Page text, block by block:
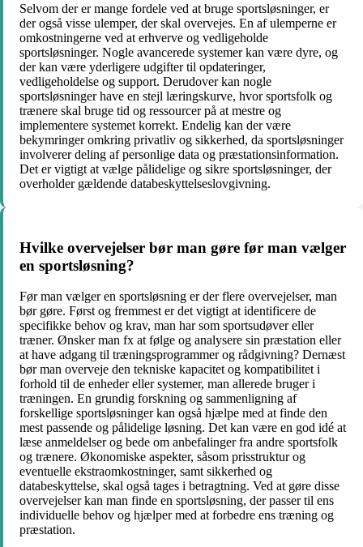
Selvom der er mange fordele ved at bruge sportsløsninger, er
der også visse ulemper, der skal overvejes. En af ulemperne er
omkostningerne ved at erhverve og vedligeholde
sportsløsninger. Nogle avancerede systemer kan være dyre, og
der kan være yderligere udgifter til opdateringer,
vedligeholdelse og support. Derudover kan nogle
sportsløsninger have en stejl læringskurve, hvor sportsfolk og
trænere skal bruge tid og ressourcer på at mestre og
implementere systemet korrekt. Endelig kan der være
bekymringer omkring privatliv og sikkerhed, da sportsløsninger
involverer deling af personlige data og præstationsinformation.
Det er vigtigt at vælge pålidelige og sikre sportsløsninger, der
overholder gældende databeskyttelseslovgivning.
Hvilke overvejelser bør man gøre før man vælger
en sportsløsning?
Før man vælger en sportsløsning er der flere overvejelser, man
bør gøre. Først og fremmest er det vigtigt at identificere de
specifikke behov og krav, man har som sportsudøver eller
træner. Ønsker man fx at følge og analysere sin præstation eller
at have adgang til træningsprogrammer og rådgivning? Dernæst
bør man overveje den tekniske kapacitet og kompatibilitet i
forhold til de enheder eller systemer, man allerede bruger i
træningen. En grundig forskning og sammenligning af
forskellige sportsløsninger kan også hjælpe med at finde den
mest passende og pålidelige løsning. Det kan være en god idé at
læse anmeldelser og bede om anbefalinger fra andre sportsfolk
og trænere. Økonomiske aspekter, såsom prisstruktur og
eventuelle ekstraomkostninger, samt sikkerhed og
databeskyttelse, skal også tages i betragtning. Ved at gøre disse
overvejelser kan man finde en sportsløsning, der passer til ens
individuelle behov og hjælper med at forbedre ens træning og
præstation.